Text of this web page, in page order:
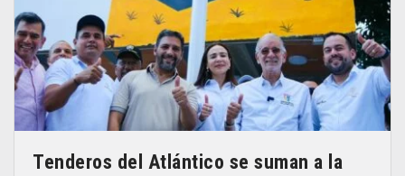
Tenderos del Atlántico se suman a la